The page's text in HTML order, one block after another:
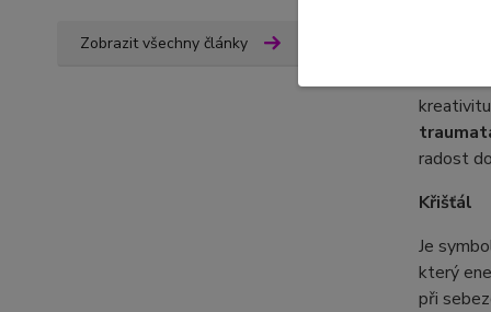
Zobrazit všechny články
radost
Křišťál
Je
který
při